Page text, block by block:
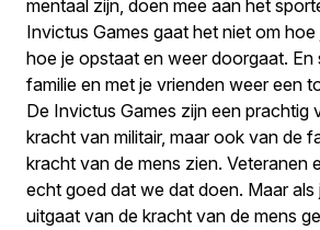
mentaal zijn, doen mee aan het
Invictus Games gaat het niet om
hoe je opstaat en weer doorgaat. En
familie en met je vrienden weer een
De Invictus Games zijn een prachtig
kracht van militair, maar ook van de
kracht van de mens zien. Veteranen
echt goed dat we dat doen. Maar als
uitgaat van de kracht van de mens